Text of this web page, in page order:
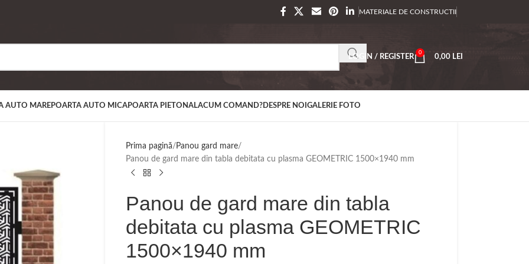
MATERIALE DE CONSTRUCTII
LOGIN / REGISTER
0
0,00 LEI
AUTO MAREPOARTA AUTO MICAPOARTA PIETONALACUM COMAND?DESPRE NOI GALERIE FOTO
Prima pagină
Panou gard mare
Panou de gard mare din tabla debitata cu plasma GEOMETRIC 1500×1940 mm
Panou de gard mare din tabla
debitata cu plasma GEOMETRIC
1500×1940 mm